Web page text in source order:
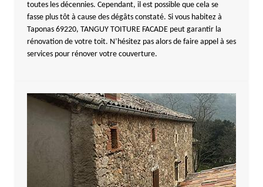
toutes les décennies. Cependant, il est possible que cela se
fasse plus tôt à cause des dégâts constaté. Si vous habitez à
Taponas 69220, TANGUY TOITURE FACADE peut garantir la
rénovation de votre toit. N’hésitez pas alors de faire appel à ses
services pour rénover votre couverture.